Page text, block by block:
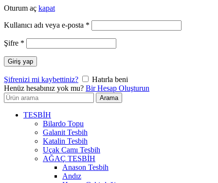
Oturum aç kapat
Kullanıcı adı veya e-posta *
Şifre *
Giriş yap
Şifrenizi mi kaybettiniz?
Hatırla beni
Henüz hesabınız yok mu? Bir Hesap Oluşturun
Arayın:
Arama
TESBİH
Bilardo Topu
Galanit Tesbih
Katalin Tesbih
Uçak Camı Tesbih
AĞAÇ TESBİH
Anason Tesbih
Andız